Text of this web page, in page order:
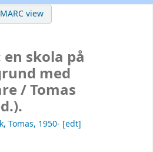
view
skola på
med
/Tomas
Tomas, 1950- [edt]